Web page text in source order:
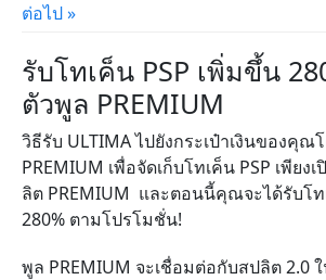
ต่อไป »
รับโทเค็น PSP เพิ่มขึ้น
ตัวพูล PREMIUM
วิธีรับ ULTIMAไปยังกระเป๋าเงินของคุณ
PREMIUM เพื่อจัดเก็บโทเค็น PSP เพียง
ลิต PREMIUM และตอนนี้คุณจะได้รับโ
280% ตามโปรโมชั่น!
พูล PREMIUM จะเชื่อมต่อกับสปลิต2.0